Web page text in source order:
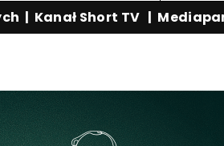
|Kanał Short TV |Mediapanel